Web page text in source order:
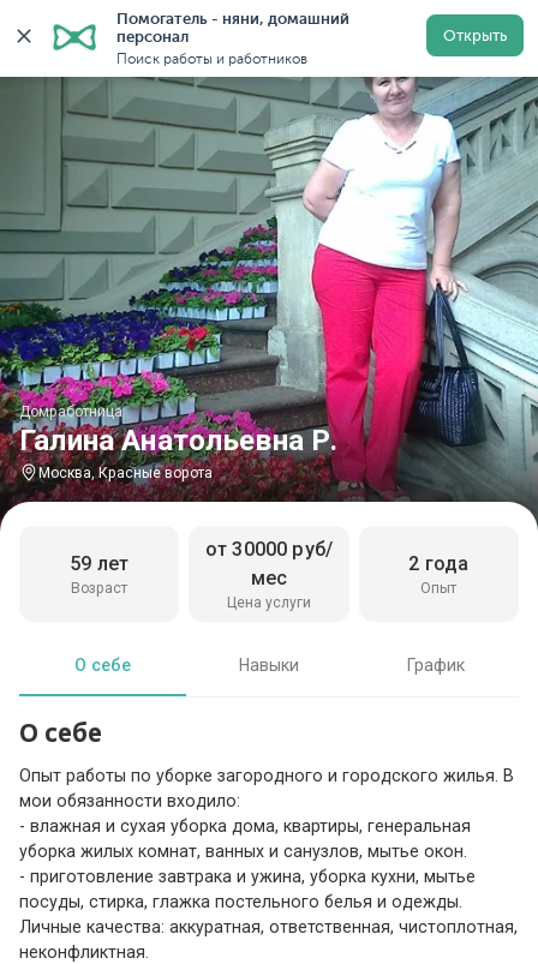
Помогатель - няни, домашний
персонал
Поиск работы и работников
Открыть
Главная Домработницы Домработницы в Москве
Галина Анатольевна Р.
Домработница
Москва, Красные ворота
Возраст
59 лет
Цена услуги
от 30000 руб/
мес
Опыт
2 года
О себе Навыки График
О себе
Опыт работы по уборке загородного и городского жилья. В
мои обязанности входило:
- влажная и сухая уборка дома, квартиры, генеральная
уборка жилых комнат, ванных и санузлов, мытье окон.
- приготовление завтрака и ужина, уборка кухни, мытье
посуды, стирка, глажка постельного белья и одежды.
Личные качества: аккуратная, ответственная, чистоплотная,
неконфликтная.